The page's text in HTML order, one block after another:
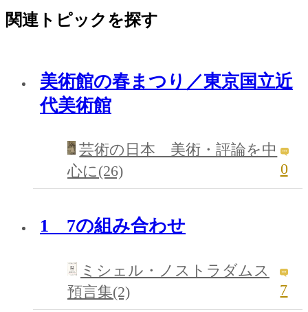
関連トピックを探す
美術館の春まつり／東京国立近
代美術館
芸術の日本 美術・評論を中
心に(26)
0
1 7の組み合わせ
ミシェル・ノストラダムス
預言集(2)
7